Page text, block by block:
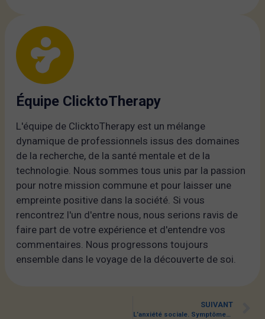
Équipe ClicktoTherapy
L'équipe de ClicktoTherapy est un mélange
dynamique de professionnels issus des domaines
de la recherche, de la santé mentale et de la
technologie. Nous sommes tous unis par la passion
pour notre mission commune et pour laisser une
empreinte positive dans la société. Si vous
rencontrez l'un d'entre nous, nous serions ravis de
faire part de votre expérience et d'entendre vos
commentaires. Nous progressons toujours
ensemble dans le voyage de la découverte de soi.
SUIVANT
L’anxiété sociale. Symptômes et traitement du trouble